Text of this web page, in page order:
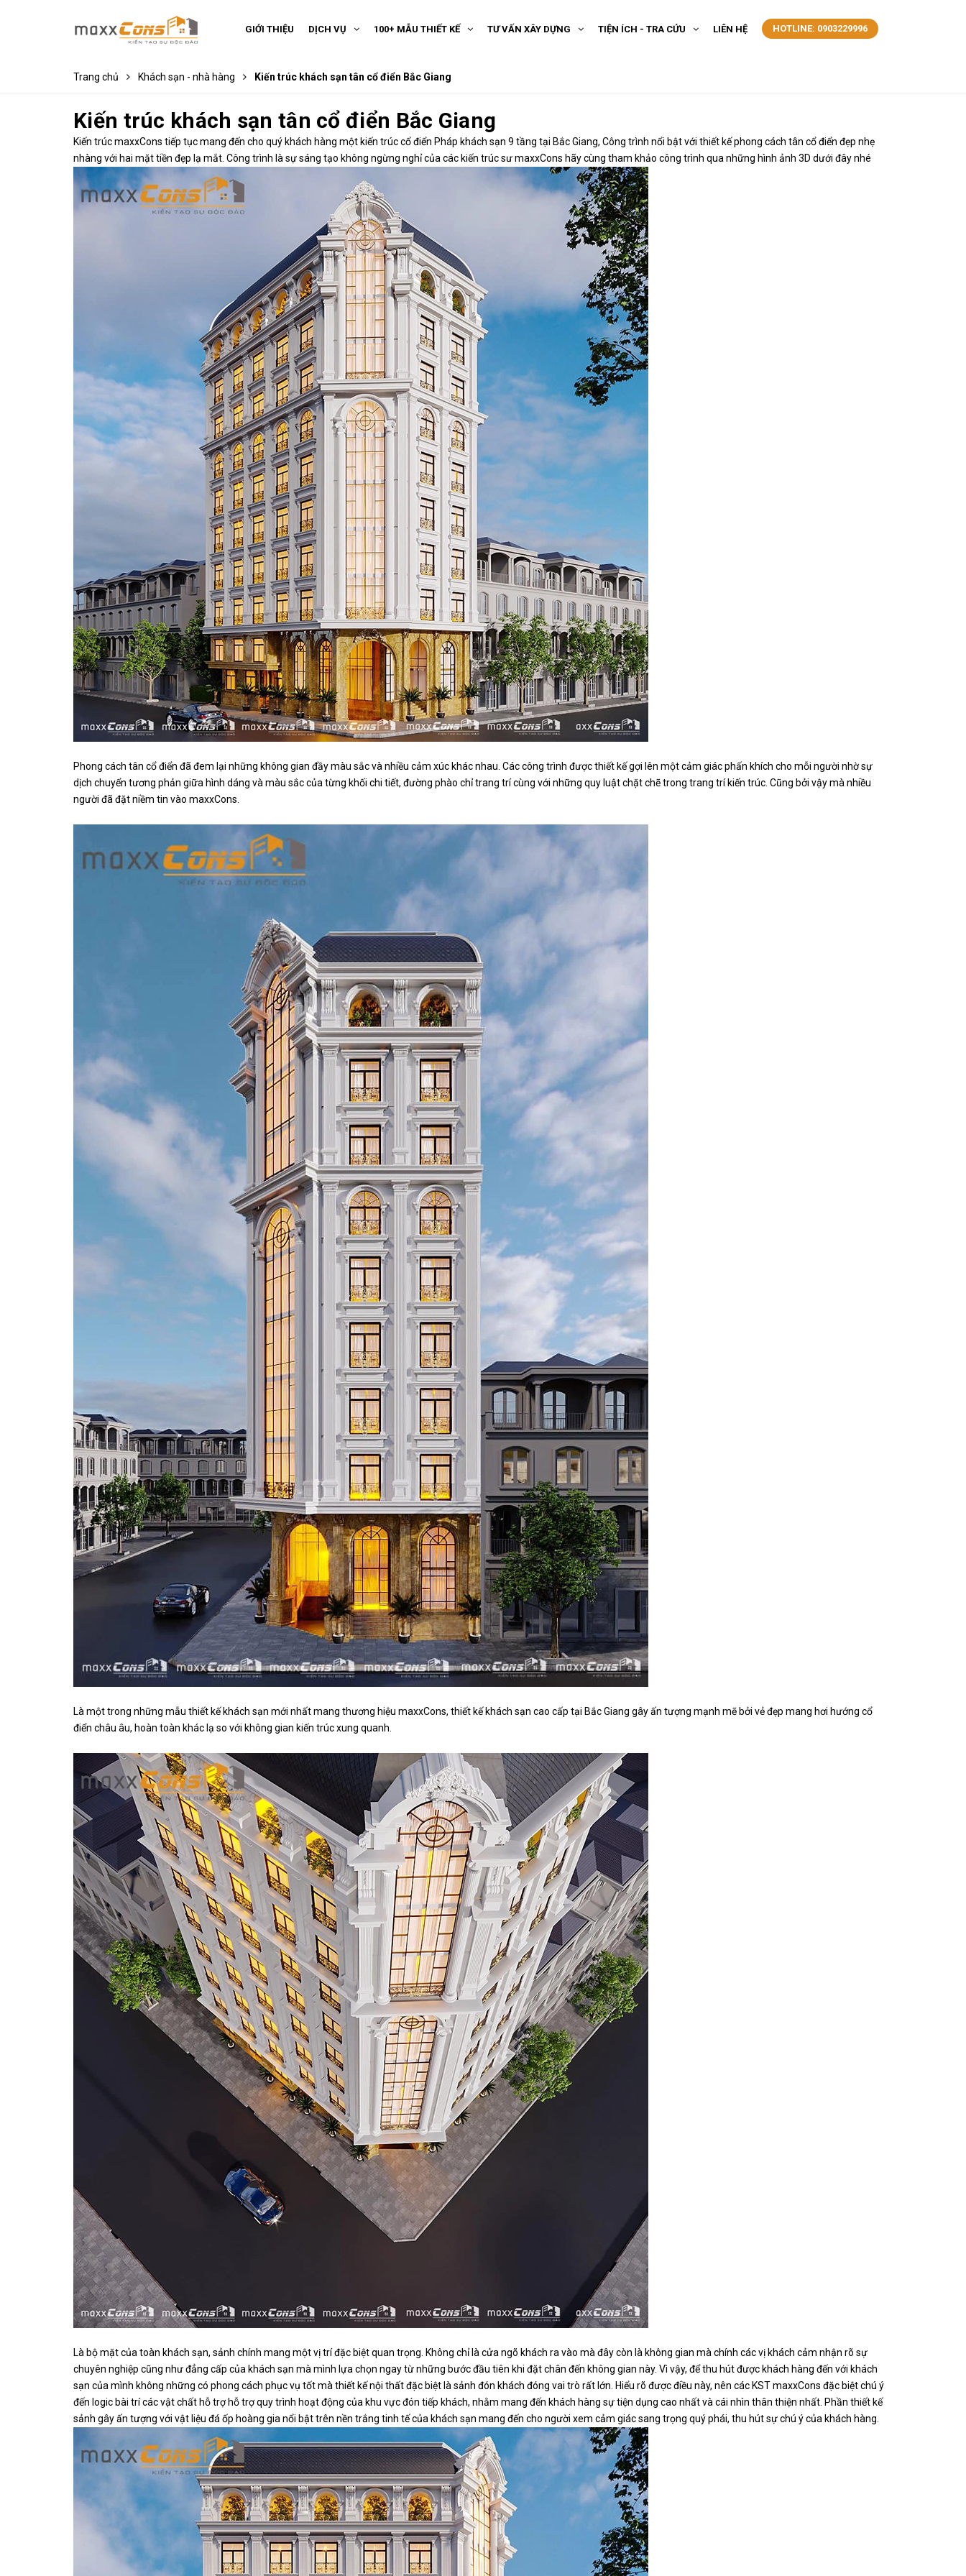
HOTLINE: 0903229996
GIỚI THIỆU DỊCH VỤ 100+ MẪU THIẾT KẾ TƯ VẤN XÂY DỰNG TIỆN ÍCH - TRA CỨU LIÊN HỆ
Trang chủ Khách sạn - nhà hàng Kiến trúc khách sạn tân cổ điển Bắc Giang
Kiến trúc khách sạn tân cổ điển Bắc Giang
Kiến trúc maxxCons tiếp tục mang đến cho quý khách hàng một kiến trúc cổ điển Pháp khách sạn 9 tầng tại Bắc Giang, Công trình nổi bật với thiết kế phong cách tân cổ điển đẹp nhẹ
nhàng với hai mặt tiền đẹp lạ mắt. Công trình là sự sáng tạo không ngừng nghỉ của các kiến trúc sư maxxCons hãy cùng tham khảo công trình qua những hình ảnh 3D dưới đây nhé
Phong cách tân cổ điển đã đem lại những không gian đầy màu sắc và nhiều cảm xúc khác nhau. Các công trình được thiết kế gợi lên một cảm giác phấn khích cho mỗi người nhờ sự
dịch chuyển tương phản giữa hình dáng và màu sắc của từng khối chi tiết, đường phào chỉ trang trí cùng với những quy luật chặt chẽ trong trang trí kiến trúc. Cũng bởi vậy mà nhiều
người đã đặt niềm tin vào maxxCons.
Là một trong những mẫu thiết kế khách sạn mới nhất mang thương hiệu maxxCons, thiết kế khách sạn cao cấp tại Bắc Giang gây ấn tượng mạnh mẽ bởi vẻ đẹp mang hơi hướng cổ
điển châu âu, hoàn toàn khác lạ so với không gian kiến trúc xung quanh.
Là bộ mặt của toàn khách sạn, sảnh chính mang một vị trí đặc biệt quan trọng. Không chỉ là cửa ngõ khách ra vào mà đây còn là không gian mà chính các vị khách cảm nhận rõ sự
chuyên nghiệp cũng như đẳng cấp của khách sạn mà mình lựa chọn ngay từ những bước đầu tiên khi đặt chân đến không gian này. Vì vậy, để thu hút được khách hàng đến với khách
sạn của mình không những có phong cách phục vụ tốt mà thiết kế nội thất đặc biệt là sảnh đón khách đóng vai trò rất lớn. Hiểu rõ được điều này, nên các KST maxxCons đặc biệt chú ý
đến logic bài trí các vật chất hỗ trợ hỗ trợ quy trình hoạt động của khu vực đón tiếp khách, nhằm mang đến khách hàng sự tiện dụng cao nhất và cái nhìn thân thiện nhất. Phần thiết kế
sảnh gây ấn tượng với vật liệu đá ốp hoàng gia nổi bật trên nền trắng tinh tế của khách sạn mang đến cho người xem cảm giác sang trọng quý phái, thu hút sự chú ý của khách hàng.